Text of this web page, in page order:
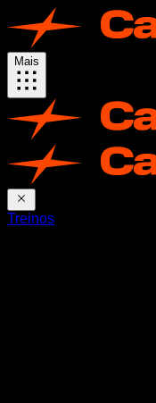
Mais
Treinos